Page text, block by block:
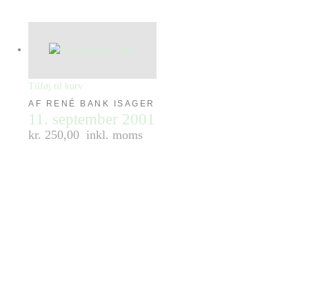
Tilføj til kurv
AF RENÉ BANK ISAGER
11. september 2001
kr. 250,00 inkl. moms